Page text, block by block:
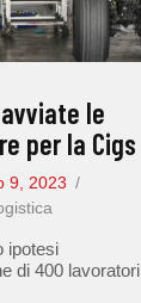
le
per la Cigs
9, 2023
ipotesi
di 400 lavoratori